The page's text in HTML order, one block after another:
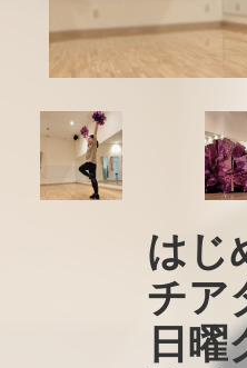
はじ
チア
日曜